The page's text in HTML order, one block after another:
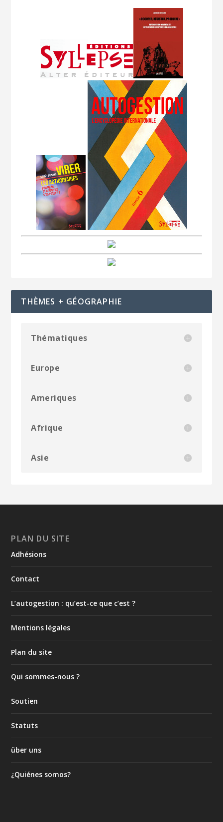
THÈMES + GÉOGRAPHIE
Thématiques
Europe
Ameriques
Afrique
Asie
PLAN DU SITE
Adhésions
Contact
L’autogestion : qu’est-ce que c’est ?
Mentions légales
Plan du site
Qui sommes-nous ?
Soutien
Statuts
über uns
¿Quiénes somos?